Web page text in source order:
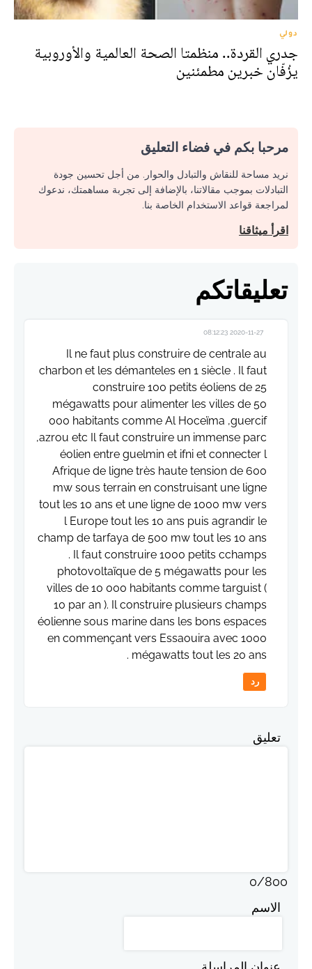
دولي
جدري القردة.. منظمتا الصحة العالمية والأوروبية
يزُفّان خبرين مطمئنين
مرحبا بكم في فضاء التعليق
نريد مساحة للنقاش والتبادل والحوار. من أجل تحسين جودة
التبادلات بموجب مقالاتنا، بالإضافة إلى تجربة مساهمتك، ندعوك
لمراجعة قواعد الاستخدام الخاصة بنا.
اقرأ ميثاقنا
تعليقاتكم
2020-11-27 08:12:23
Il ne faut plus construire de centrale au
charbon et les démanteles en 1 siècle . Il faut
construire 100 petits éoliens de 25
mégawatts pour alimenter les villes de 50
000 habitants comme Al Hoceïma ,guercif
,azrou etc Il faut construire un immense parc
éolien entre guelmin et ifni et connecter l
Afrique de ligne très haute tension de 600
mw sous terrain en construisant une ligne
tout les 10 ans et une ligne de 1000 mw vers
l Europe tout les 10 ans puis agrandir le
champ de tarfaya de 500 mw tout les 10 ans
. Il faut construire 1000 petits cchamps
photovoltaïque de 5 mégawatts pour les
villes de 10 000 habitants comme targuist (
10 par an ). Il construire plusieurs champs
éolienne sous marine dans les bons espaces
en commençant vers Essaouira avec 1000
mégawatts tout les 20 ans .
رد
تعليق
0/800
الاسم